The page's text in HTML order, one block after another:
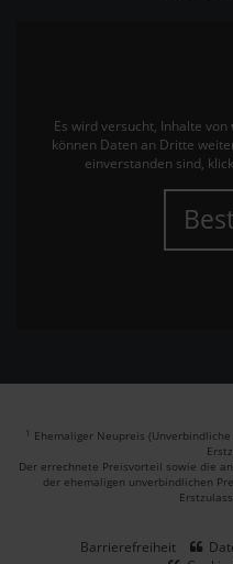
Es wird versucht, Inhalte von
können Daten an Dritte
einverstanden sind,
1 Ehemaliger Neupreis
Der errechnete Preisvorteil sowie die
der ehemaligen unverbindlichen
Barrierefreiheit